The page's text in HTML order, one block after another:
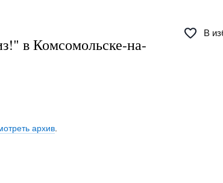
В
в Комсомольске-на-
архив